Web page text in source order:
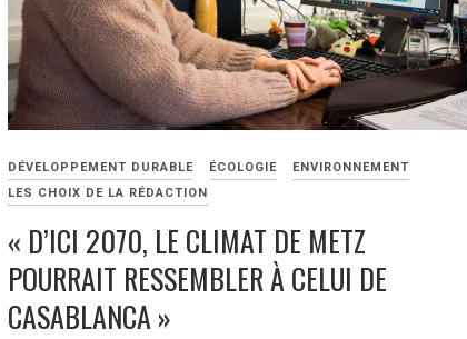
DÉVELOPPEMENT DURABLE ÉCOLOGIE
ENVIRONNEMENT
LES CHOIX DE LA RÉDACTION
« D’ICI 2070, LE CLIMAT DE METZ
POURRAIT RESSEMBLER À CELUI DE
CASABLANCA »